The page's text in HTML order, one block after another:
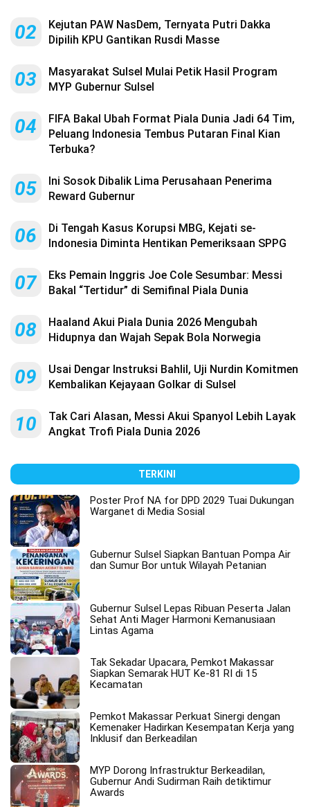
02
Kejutan PAW NasDem, Ternyata Putri Dakka
Dipilih KPU Gantikan Rusdi Masse
03
Masyarakat Sulsel Mulai Petik Hasil Program
MYP Gubernur Sulsel
04
FIFA Bakal Ubah Format Piala Dunia Jadi 64 Tim,
Peluang Indonesia Tembus Putaran Final Kian
Terbuka?
05
Ini Sosok Dibalik Lima Perusahaan Penerima
Reward Gubernur
06
Di Tengah Kasus Korupsi MBG, Kejati se-
Indonesia Diminta Hentikan Pemeriksaan SPPG
07
Eks Pemain Inggris Joe Cole Sesumbar: Messi
Bakal “Tertidur” di Semifinal Piala Dunia
08
Haaland Akui Piala Dunia 2026 Mengubah
Hidupnya dan Wajah Sepak Bola Norwegia
09
Usai Dengar Instruksi Bahlil, Uji Nurdin Komitmen
Kembalikan Kejayaan Golkar di Sulsel
10
Tak Cari Alasan, Messi Akui Spanyol Lebih Layak
Angkat Trofi Piala Dunia 2026
TERKINI
Poster Prof NA for DPD 2029 Tuai Dukungan
Warganet di Media Sosial
Gubernur Sulsel Siapkan Bantuan Pompa Air
dan Sumur Bor untuk Wilayah Petanian
Gubernur Sulsel Lepas Ribuan Peserta Jalan
Sehat Anti Mager Harmoni Kemanusiaan
Lintas Agama
Tak Sekadar Upacara, Pemkot Makassar
Siapkan Semarak HUT Ke-81 RI di 15
Kecamatan
Pemkot Makassar Perkuat Sinergi dengan
Kemenaker Hadirkan Kesempatan Kerja yang
Inklusif dan Berkeadilan
MYP Dorong Infrastruktur Berkeadilan,
Gubernur Andi Sudirman Raih detiktimur
Awards